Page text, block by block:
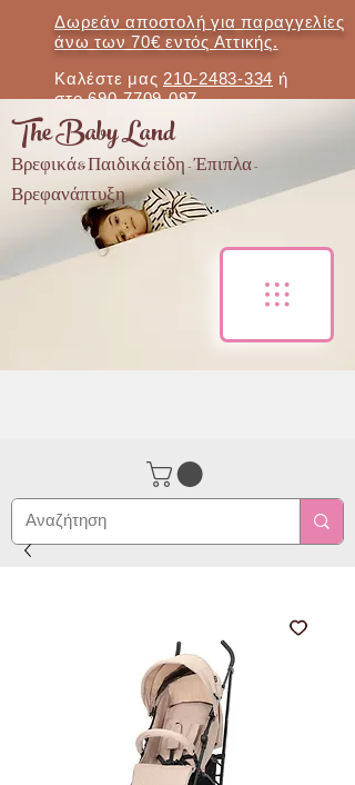
Δωρεάν αποστολή για παραγγελίες
άνω των 70€ εντός Αττικής.
Καλέστε μας 210-2483-334 ή
στο690-7709-097
The Baby Land
Βρεφικά & Παιδικά είδη - Έπιπλα -
Βρεφανάπτυξη